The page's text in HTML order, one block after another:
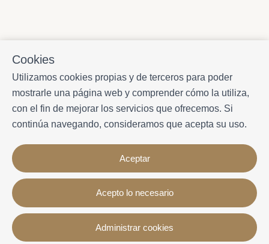
Cookies
Utilizamos cookies propias y de terceros para poder
mostrarle una página web y comprender cómo la utiliza,
con el fin de mejorar los servicios que ofrecemos. Si
continúa navegando, consideramos que acepta su uso.
Aceptar
Acepto lo necesario
Administrar cookies
Contacto
Avda. Sant Joan de Déu, 57 43820 - Calafell platja